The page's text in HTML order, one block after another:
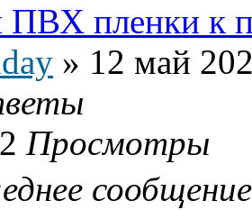
ПВХ пленки к
» 12 май
Просмотры